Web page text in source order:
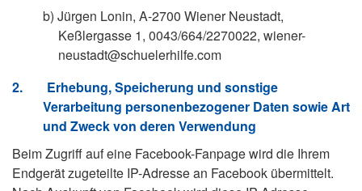
b) Jürgen Lonin, A-2700 Wiener Neustadt,
Keßlergasse 1, 0043/664/2270022, wiener-
neustadt@schuelerhilfe.com
2.
Erhebung, Speicherung und sonstige
Verarbeitung personenbezogener Daten sowie Art
und Zweck von deren Verwendung
Beim Zugriff auf eine Facebook-Fanpage wird die Ihrem
Endgerät zugeteilte IP-Adresse an Facebook übermittelt.